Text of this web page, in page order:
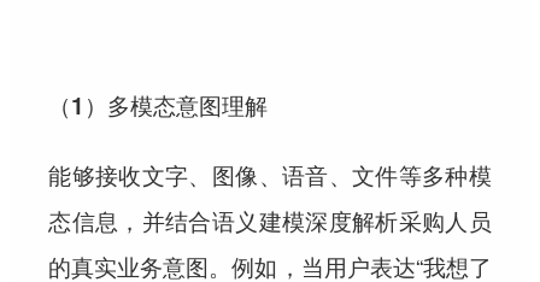
（1）多模态意图理解
能够接收文字、图像、语音、文件等多种模
态信息，并结合语义建模深度解析采购人员
的真实业务意图。例如，当用户表达“我想了